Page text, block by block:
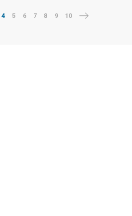
4 5 6 7 8 9 10